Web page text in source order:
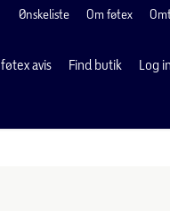
Ønskeliste Om føtex
føtex avis Find butik Log